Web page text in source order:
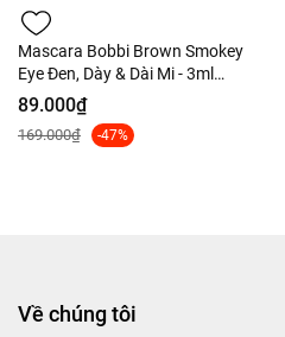
Mascara Bobbi Brown Smokey
Eye Đen, Dày & Dài Mi - 3ml
Nobox Tách Set US
89.000₫
169.000₫ -47%
Về chúng tôi